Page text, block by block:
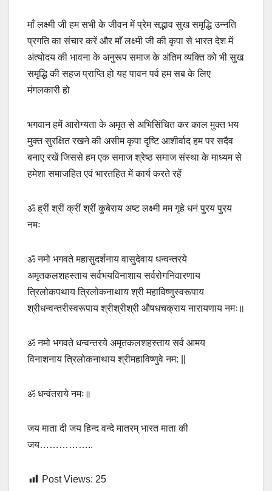
माँ लक्ष्मी जी हम सभी के जीवन में प्रेम सद्भाव सुख समृद्धि उन्नति
प्रगति का संचार करें और माँ लक्ष्मी जी की कृपा से भारत देश में
अंत्योदय की भावना के अनुरूप समाज के अंतिम व्यक्ति को भी सुख
समृद्धि की सहज प्राप्ति हो यह पावन पर्व हम सब के लिए
मंगलकारी हो
भगवान हमें आरोग्यता के अमृत से अभिसिंचित कर काल मुक्त भय
मुक्त सुरक्षित रखने की असीम कृपा दृष्टि आशीर्वाद हम पर सदैव
बनाए रखें जिससे हम एक समाज श्रेष्ठ समाज संस्था के माध्यम से
हमेशा समाजहित एवं भारतहित में कार्य करते रहें
ॐ ह्रीं श्रीं क्रीं श्रीं कुबेराय अष्ट लक्ष्मी मम गृहे धनं पुरय पुरय
नमः
ॐ नमो भगवते महासुदर्शनाय वासुदेवाय धन्वन्तरये
अमृतकलशहस्ताय सर्वभयविनाशाय सर्वरोगनिवारणाय
त्रिलोकपथाय त्रिलोकनाथाय श्री महाविष्णुस्वरूपाय
श्रीधन्वन्तरीस्वरूपाय श्रीश्रीश्री औषधचक्राय नारायणाय नमः॥
ॐ नमो भगवते धन्वन्तरये अमृतकलशहस्ताय सर्व आमय
विनाशनाय त्रिलोकनाथाय श्रीमहाविष्णुवे नम: ||
ॐ धन्वंतराये नमः॥
जय माता दी जय हिन्द वन्दे मातरम् भारत माता की
जय……………..
Post Views: 25